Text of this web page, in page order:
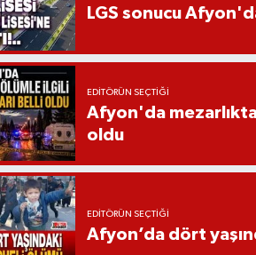
LGS sonucu
EDITÖRÜN SEÇTIĞI
Afyon'da
oldu
EDITÖRÜN SEÇTIĞI
Afyon’da dört